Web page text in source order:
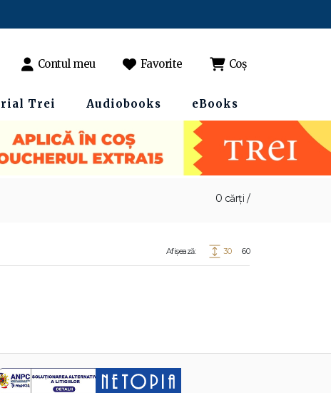
Contul meu Favorite Coș
Trei Audiobooks eBooks
0 cărți /
Afișează: 30 60